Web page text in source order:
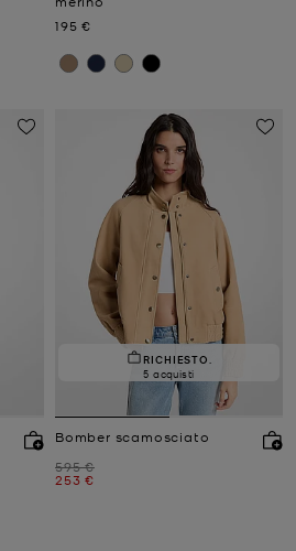
Prezzo attuale
195 €
RICHIESTO.
5 acquisti
Bomber scamosciato
Prezzo iniziale
595 €
Prezzo attuale
253 €